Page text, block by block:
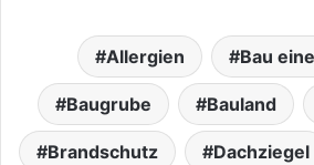
Allergien Bau
Baugrube Bauland
Brandschutz Dachziegel